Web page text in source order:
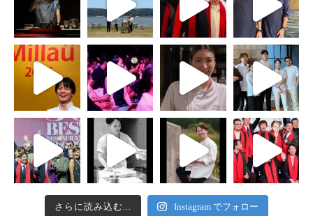
さらに読み込む... Instagram でフォロー